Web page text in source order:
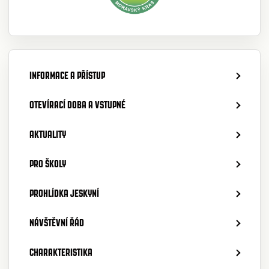
INFORMACE A PŘÍSTUP
OTEVÍRACÍ DOBA A VSTUPNÉ
AKTUALITY
PRO ŠKOLY
PROHLÍDKA JESKYNÍ
NÁVŠTĚVNÍ ŘÁD
CHARAKTERISTIKA